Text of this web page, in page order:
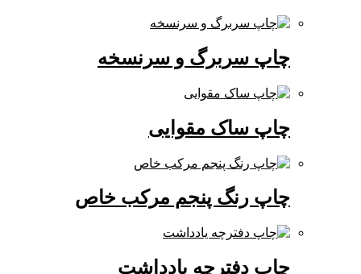
چاپ سربرگ و سرنسخه
چاپ ساک مقوایی
چاپ رنگ پنجم مرکب خاص
چاپ دفترچه یادداشت